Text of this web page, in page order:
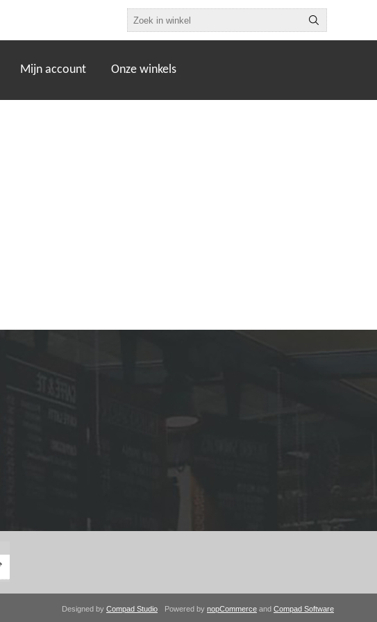
Mijn account Onze winkels
Powered by nopCommerce and Compad Software
Designed by Compad Studio